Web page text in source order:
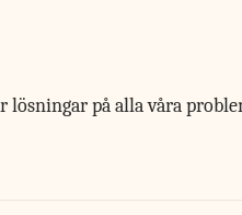
lösningar på alla våra